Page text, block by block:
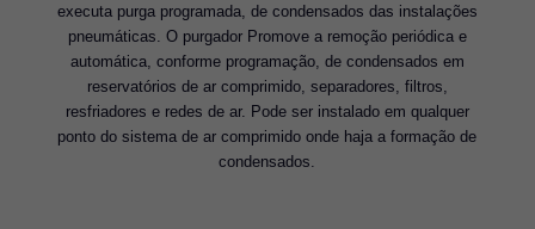
executa purga programada, de condensados das instalações
pneumáticas. O purgador Promove a remoção periódica e
automática, conforme programação, de condensados em
reservatórios de ar comprimido, separadores, filtros,
resfriadores e redes de ar. Pode ser instalado em qualquer
ponto do sistema de ar comprimido onde haja a formação de
condensados.